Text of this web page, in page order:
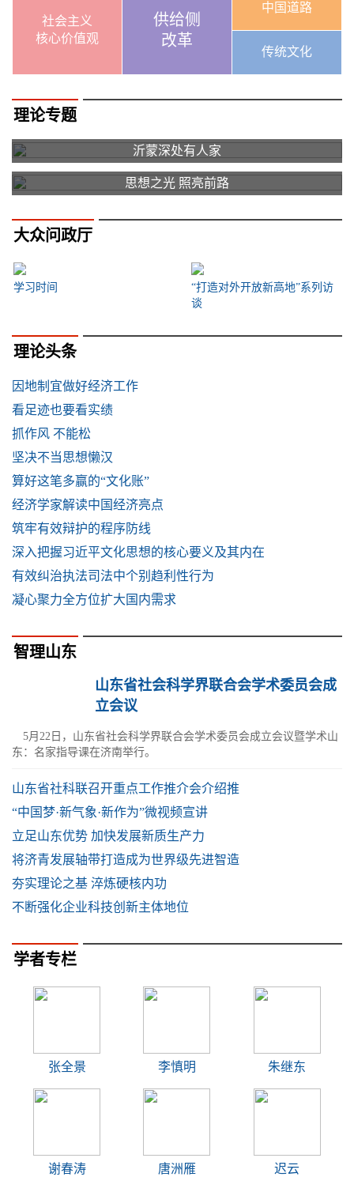
社会主义
核心价值观
供给侧
改革
中国道路
传统文化
理论专题
沂蒙深处有人家
思想之光 照亮前路
大众问政厅
学习时间
“打造对外开放新高地”系列访
谈
理论头条
因地制宜做好经济工作
看足迹也要看实绩
抓作风 不能松
坚决不当思想懒汉
算好这笔多赢的“文化账”
经济学家解读中国经济亮点
筑牢有效辩护的程序防线
深入把握习近平文化思想的核心要义及其内在
有效纠治执法司法中个别趋利性行为
凝心聚力全方位扩大国内需求
智理山东
山东省社会科学界联合会学术委员会成
立会议
5月22日，山东省社会科学界联合会学术委员会成立会议暨学术山
东：名家指导课在济南举行。
山东省社科联召开重点工作推介会介绍推
“中国梦·新气象·新作为”微视频宣讲
立足山东优势 加快发展新质生产力
将济青发展轴带打造成为世界级先进智造
夯实理论之基 淬炼硬核内功
不断强化企业科技创新主体地位
学者专栏
张全景 李慎明 朱继东
谢春涛 唐洲雁 迟云